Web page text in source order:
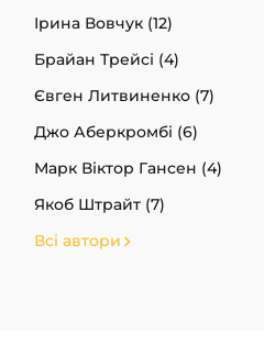
Ірина Вовчук (12)
Брайан Трейсі (4)
Євген Литвиненко (7)
Джо Аберкромбі (6)
Марк Віктор Гансен (4)
Якоб Штрайт (7)
Всі автори